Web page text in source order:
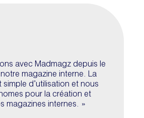
avec Madmagz depuis le
magazine interne. La
d’utilisation et nous
pour la création et
magazines internes. »